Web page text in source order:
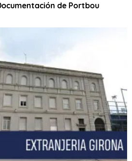
de Portbou